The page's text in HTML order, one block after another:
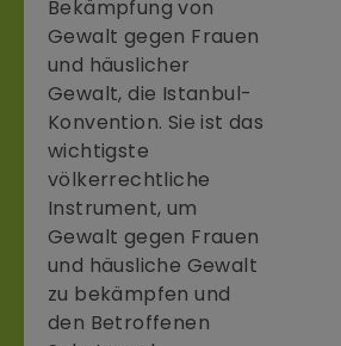
Bekämpfung von
Gewalt gegen Frauen
und häuslicher
Gewalt, die Istanbul-
Konvention. Sie ist das
wichtigste
völkerrechtliche
Instrument, um
Gewalt gegen Frauen
und häusliche Gewalt
zu bekämpfen und
den Betroffenen